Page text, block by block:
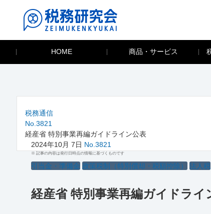
HOME 商品・サービス
税務通信
No.3821
経産省 特別事業再編ガイドライン公表
2024年10月 7日 No.3821
※ 記事の内容は発行日時点の情報に基づくものです
引当金・準備金 政策税制（特別償却・税額控除） 法人税
経産省 特別事業再編ガイドライ